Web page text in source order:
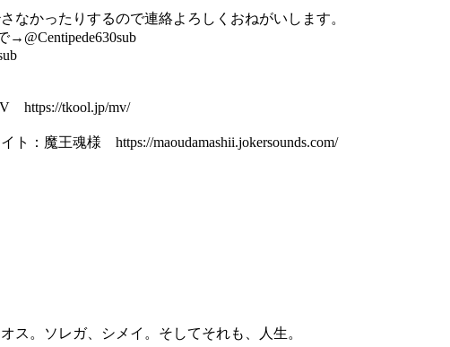
なかったりするので連絡よろしくおねがいします。
https://tkool.jp/mv/
ト：魔王魂様 https://maoudamashii.jokersounds.com/
ス。ソレガ、シメイ。そしてそれも、人生。